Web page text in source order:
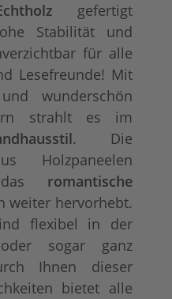
gefertigt
Stabilität und
für alle
Lesefreunde! Mit
wunderschön
strahlt es im
. Die
Holzpaneelen
das romantische
weiter hervorhebt.
flexibel in der
sogar ganz
Ihnen dieser
bietet alle